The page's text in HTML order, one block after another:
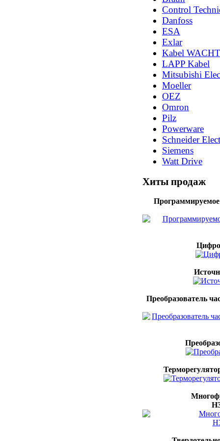
Control
Danfoss
ESA
Exlar
Kabel
LAPP Kabel
Mitsubishi
Moeller
OEZ
Omron
Pilz
Powerware
Schneider
Siemens
Watt Drive
Хиты продаж
Преобразователь